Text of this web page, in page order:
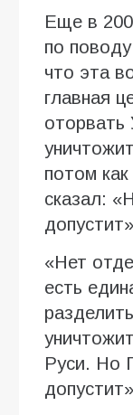
Еще в
по
что эта
главная
оторвать
потом
сказал:
«Нет
есть
Руси. Но